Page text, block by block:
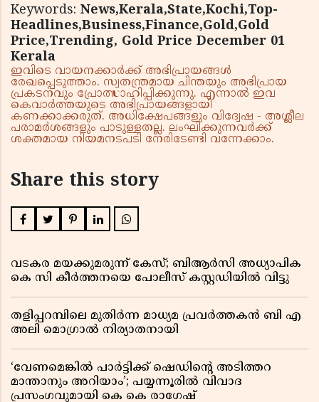
Keywords: News,Kerala,State,Kochi,Top-
Headlines,Business,Finance,Gold,Gold
Price,Trending, Gold Price December 01
Kerala
ഇവിടെ വായനക്കാർക്ക് അഭിപ്രായങ്ങൾ
രേഖപ്പെടുത്താം. സ്വതന്ത്രമായ ചിന്തയും അഭിപ്രായ
പ്രകടനവും പ്രോത്സാഹിപ്പിക്കുന്നു. എന്നാൽ ഇവ
കെവാർത്തയുടെ അഭിപ്രായങ്ങളായി
കണക്കാക്കരുത്. അധിക്ഷേപങ്ങളും വിദ്വേഷ - അശ്ലീല
പരാമർശങ്ങളും പാടുള്ളതല്ല. ലംഘിക്കുന്നവർക്ക്
ശക്തമായ നിയമനടപടി നേരിടേണ്ടി വന്നേക്കാം.
Share this story
വടകര മയക്കുമരുന്ന് കേസ്; ബിആർസി അധ്യാപിക
കെ സി കീർത്തനയെ പോലീസ് കസ്റ്റഡിയിൽ വിട്ടു
തളിപ്പറമ്പിലെ മുതിർന്ന മാധ്യമ പ്രവർത്തകൻ ബി എ
അലി മൊഗ്രാൽ നിര്യാതനായി
‘വേണമെങ്കിൽ പാർട്ടിക്ക് ഷെഡിൻ്റെ അടിത്തറ
മാന്താനും അറിയാം’; പയ്യന്നൂരിൽ വിവാദ
പ്രസംഗവുമായി കെ കെ രാഗേഷ്